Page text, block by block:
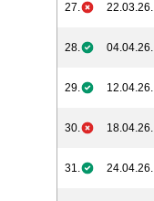
27. 22.03.26.
28. 04.04.26.
29. 12.04.26.
30. 18.04.26.
31. 24.04.26.